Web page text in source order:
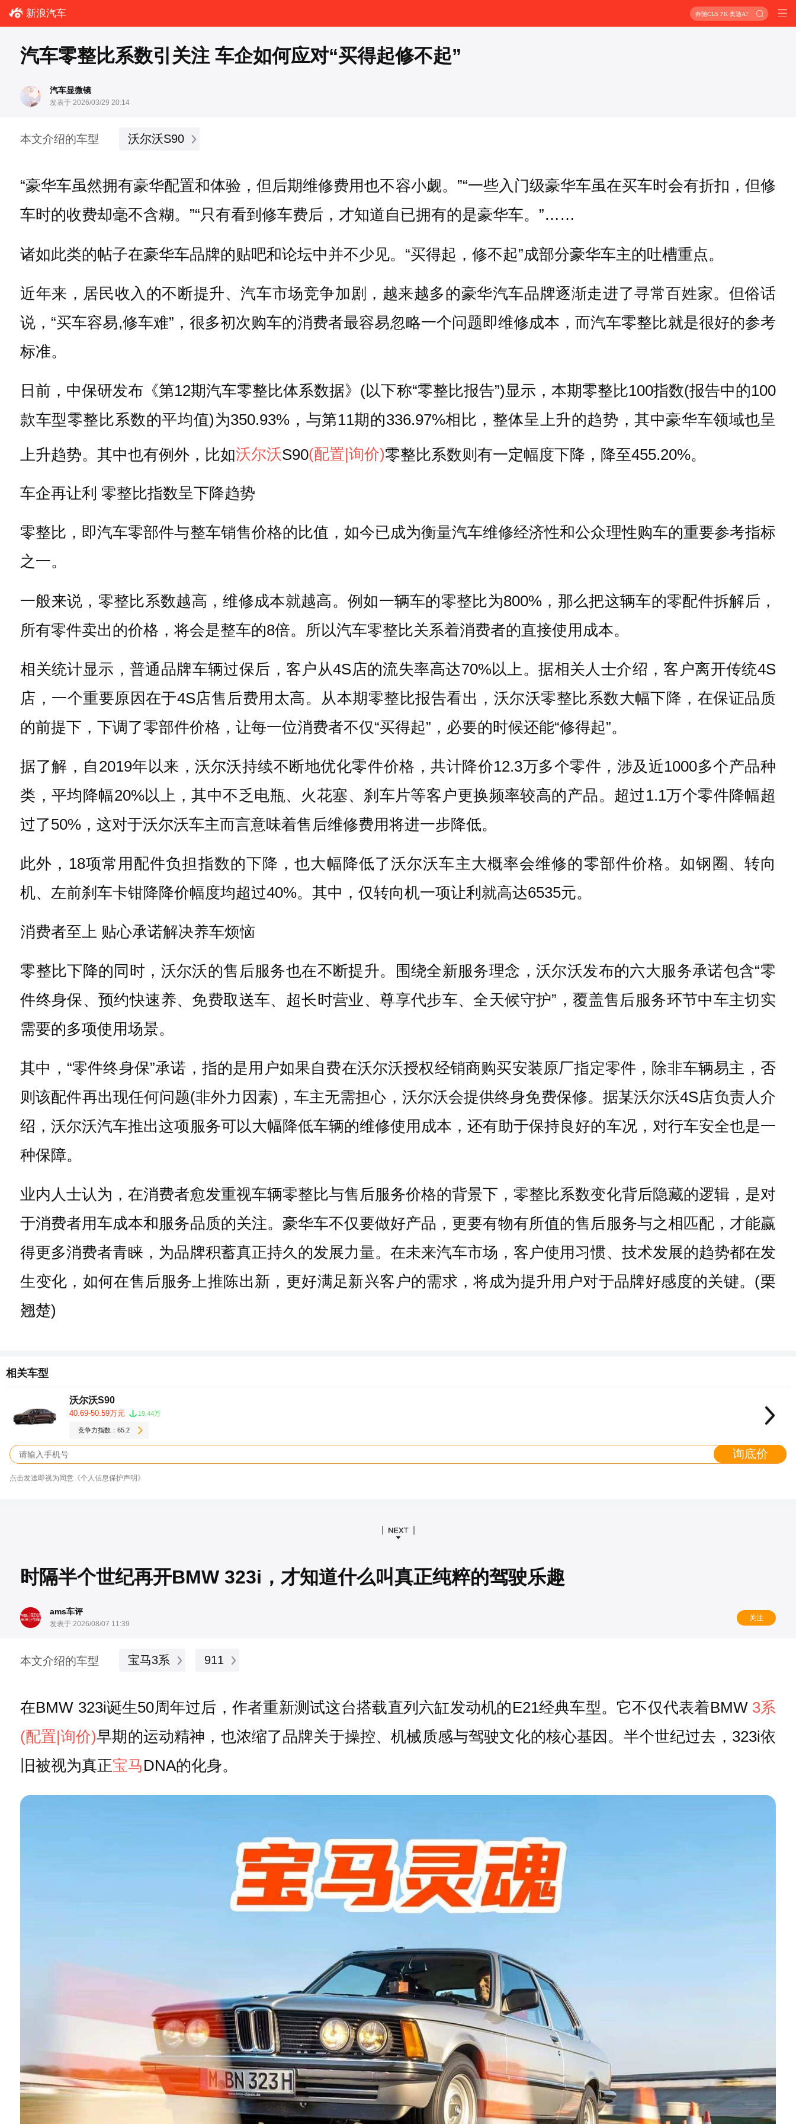
新浪汽车 奔驰CLS PK 奥迪A7
汽车零整比系数引关注 车企如何应对“买得起修不起”
汽车显微镜
发表于 2026/03/29 20:14
本文介绍的车型 沃尔沃S90
“豪华车虽然拥有豪华配置和体验，但后期维修费用也不容小觑。”“一些入门级豪华车虽在买车时会有折扣，但修
车时的收费却毫不含糊。”“只有看到修车费后，才知道自已拥有的是豪华车。”……
诸如此类的帖子在豪华车品牌的贴吧和论坛中并不少见。“买得起，修不起”成部分豪华车主的吐槽重点。
近年来，居民收入的不断提升、汽车市场竞争加剧，越来越多的豪华汽车品牌逐渐走进了寻常百姓家。但俗话
说，“买车容易,修车难”，很多初次购车的消费者最容易忽略一个问题即维修成本，而汽车零整比就是很好的参考
标准。
日前，中保研发布《第12期汽车零整比体系数据》(以下称“零整比报告”)显示，本期零整比100指数(报告中的100
款车型零整比系数的平均值)为350.93%，与第11期的336.97%相比，整体呈上升的趋势，其中豪华车领域也呈
上升趋势。其中也有例外，比如沃尔沃S90(配置 |询价)零整比系数则有一定幅度下降，降至455.20%。
车企再让利 零整比指数呈下降趋势
零整比，即汽车零部件与整车销售价格的比值，如今已成为衡量汽车维修经济性和公众理性购车的重要参考指标
之一。
一般来说，零整比系数越高，维修成本就越高。例如一辆车的零整比为800%，那么把这辆车的零配件拆解后，
所有零件卖出的价格，将会是整车的8倍。所以汽车零整比关系着消费者的直接使用成本。
相关统计显示，普通品牌车辆过保后，客户从4S店的流失率高达70%以上。据相关人士介绍，客户离开传统4S
店，一个重要原因在于4S店售后费用太高。从本期零整比报告看出，沃尔沃零整比系数大幅下降，在保证品质
的前提下，下调了零部件价格，让每一位消费者不仅“买得起”，必要的时候还能“修得起”。
据了解，自2019年以来，沃尔沃持续不断地优化零件价格，共计降价12.3万多个零件，涉及近1000多个产品种
类，平均降幅20%以上，其中不乏电瓶、火花塞、刹车片等客户更换频率较高的产品。超过1.1万个零件降幅超
过了50%，这对于沃尔沃车主而言意味着售后维修费用将进一步降低。
此外，18项常用配件负担指数的下降，也大幅降低了沃尔沃车主大概率会维修的零部件价格。如钢圈、转向
机、左前刹车卡钳降降价幅度均超过40%。其中，仅转向机一项让利就高达6535元。
消费者至上 贴心承诺解决养车烦恼
零整比下降的同时，沃尔沃的售后服务也在不断提升。围绕全新服务理念，沃尔沃发布的六大服务承诺包含“零
件终身保、预约快速养、免费取送车、超长时营业、尊享代步车、全天候守护”，覆盖售后服务环节中车主切实
需要的多项使用场景。
其中，“零件终身保”承诺，指的是用户如果自费在沃尔沃授权经销商购买安装原厂指定零件，除非车辆易主，否
则该配件再出现任何问题(非外力因素)，车主无需担心，沃尔沃会提供终身免费保修。据某沃尔沃4S店负责人介
绍，沃尔沃汽车推出这项服务可以大幅降低车辆的维修使用成本，还有助于保持良好的车况，对行车安全也是一
种保障。
业内人士认为，在消费者愈发重视车辆零整比与售后服务价格的背景下，零整比系数变化背后隐藏的逻辑，是对
于消费者用车成本和服务品质的关注。豪华车不仅要做好产品，更要有物有所值的售后服务与之相匹配，才能赢
得更多消费者青睐，为品牌积蓄真正持久的发展力量。在未来汽车市场，客户使用习惯、技术发展的趋势都在发
生变化，如何在售后服务上推陈出新，更好满足新兴客户的需求，将成为提升用户对于品牌好感度的关键。(栗
翘楚)
相关车型
沃尔沃S90
40.69-50.59万元 19.44万
竞争力指数：65.2
询底价
点击发送即视为同意《个人信息保护声明》
时隔半个世纪再开BMW 323i，才知道什么叫真正纯粹的驾驶乐趣
ams车评
发表于 2026/08/07 11:39
关注
本文介绍的车型 宝马3系 911
在BMW 323i诞生50周年过后，作者重新测试这台搭载直列六缸发动机的E21经典车型。它不仅代表着BMW 3系
(配置|询价)早期的运动精神，也浓缩了品牌关于操控、机械质感与驾驶文化的核心基因。半个世纪过去，323i依
旧被视为真正宝马DNA的化身。